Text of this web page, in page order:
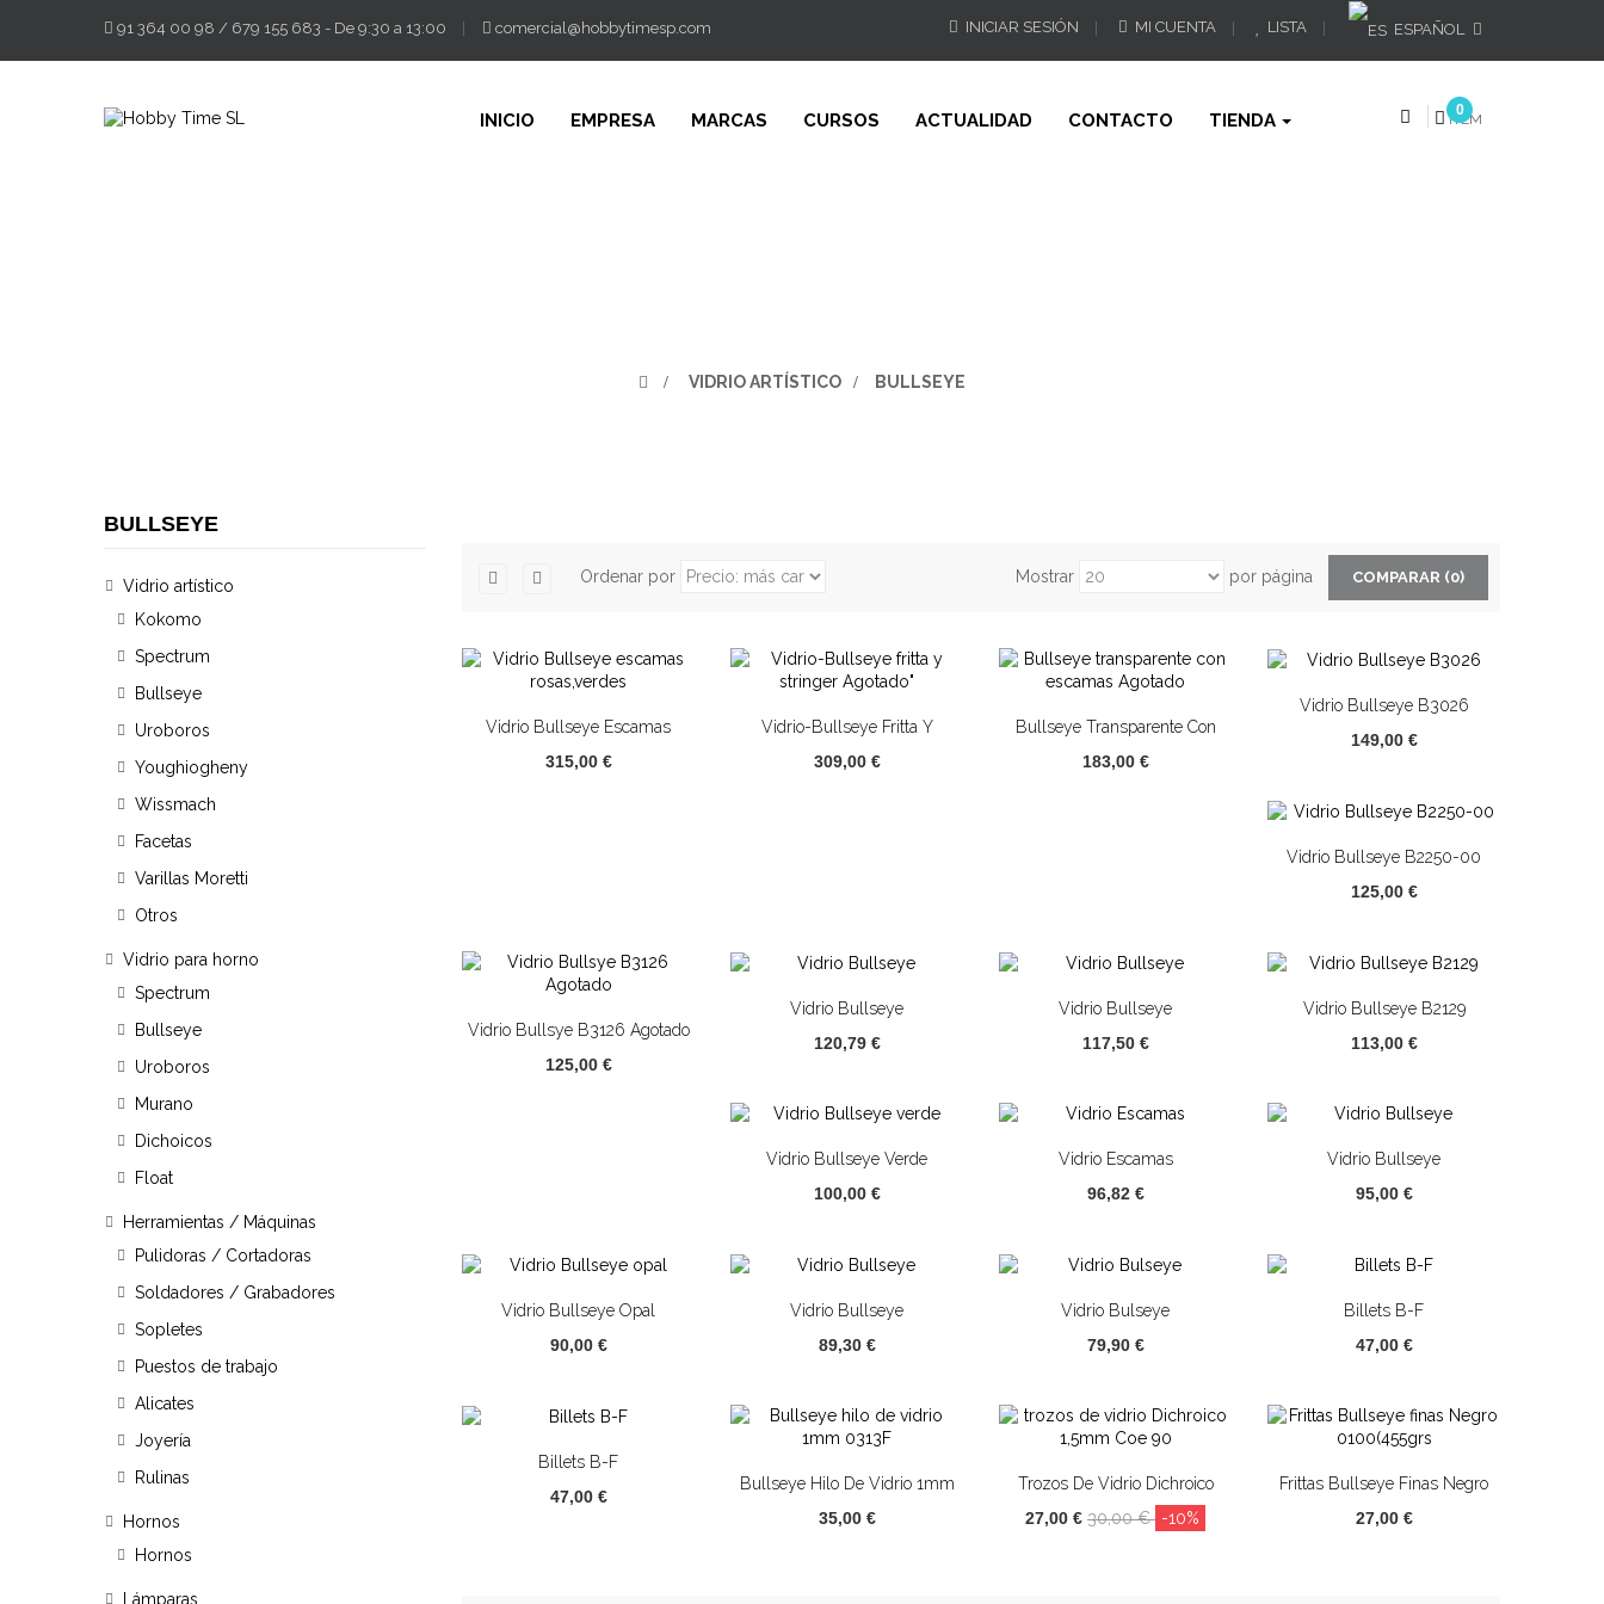
ESPAÑOL
INICIAR SESIÓN MI CUENTA LISTA
91 364 00 98 / 679 155 683 - De 9:30 a 13:00 comercial@hobbytimesp.com
INICIO EMPRESA MARCAS CURSOS ACTUALIDAD CONTACTO TIENDA 0
ÍTEM
> VIDRIO ARTÍSTICO > BULLSEYE
BULLSEYE
Vidrio artístico
Kokomo
Spectrum
Bullseye
Uroboros
Youghiogheny
Wissmach
Facetas
Varillas Moretti
Otros
Vidrio para horno
Spectrum
Bullseye
Uroboros
Murano
Dichoicos
Float
Herramientas / Máquinas
Pulidoras / Cortadoras
Soldadores / Grabadores
Sopletes
Puestos de trabajo
Alicates
Joyería
Rulinas
Hornos
Hornos
Lámparas
Ordenar por Mostrar por página COMPARAR (0)
Vidrio Bullseye Escamas
Rosas,verdes
315,00 €
Vidrio-Bullseye Fritta Y
Stringer Agotado"
309,00 €
Bullseye Transparente Con
Escamas Agotado
183,00 €
Vidrio Bullseye B3026
149,00 €
Vidrio Bullseye B2250-00
125,00 €
Vidrio Bullsye B3126 Agotado
125,00 €
Vidrio Bullseye
120,79 €
Vidrio Bullseye
117,50 €
Vidrio Bullseye B2129
113,00 €
Vidrio Bullseye Verde
100,00 €
Vidrio Escamas
96,82 €
Vidrio Bullseye
95,00 €
Vidrio Bullseye Opal
90,00 €
Vidrio Bullseye
89,30 €
Vidrio Bulseye
79,90 €
Billets B-F
47,00 €
Billets B-F
47,00 €
Bullseye Hilo De Vidrio 1mm
0313F
35,00 €
Trozos De Vidrio Dichroico
1,5mm Coe 90)...
27,00 € 30,00 € -10%
Frittas Bullseye Finas Negro
0100(329grs
27,00 €